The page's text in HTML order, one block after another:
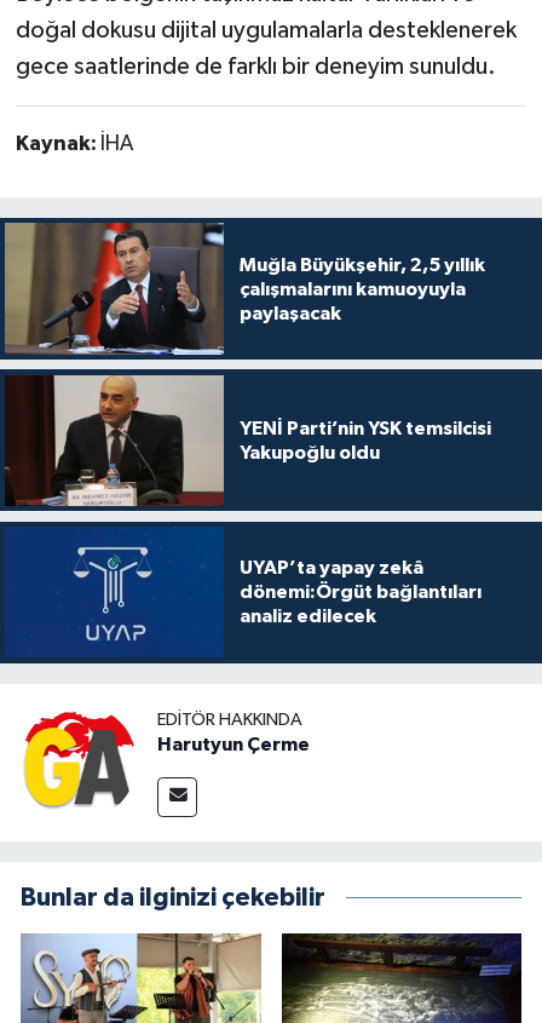
doğal dokusu dijital uygulamalarla desteklenerek
gece saatlerinde de farklı bir deneyim sunuldu.
Kaynak: İHA
Muğla Büyükşehir, 2,5 yıllık
çalışmalarını kamuoyuyla
paylaşacak
YENİ Parti’nin YSK temsilcisi
Yakupoğlu oldu
UYAP’ta yapay zekâ
dönemi:Örgüt bağlantıları
analiz edilecek
EDITÖR HAKKINDA
Harutyun Çerme
Bunlar da ilginizi çekebilir